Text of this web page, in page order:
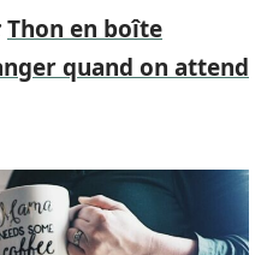
Thon en boîte
quand on attend